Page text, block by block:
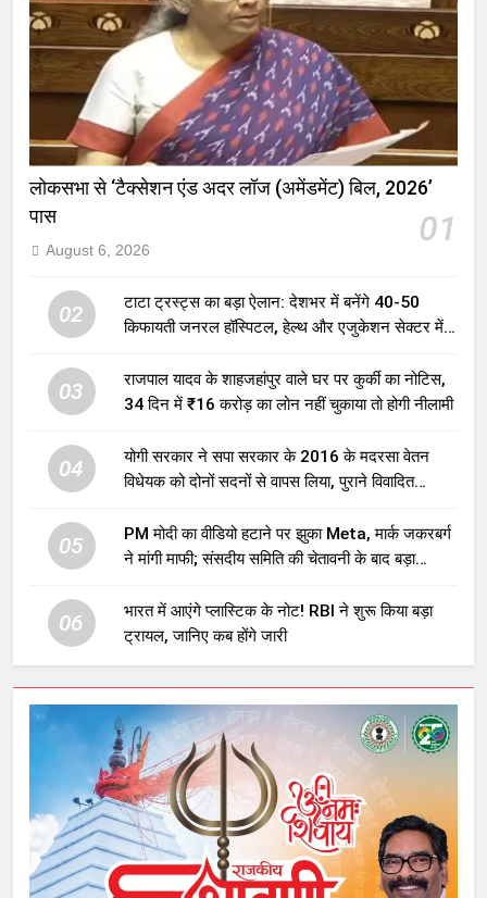
लोकसभा से ‘टैक्सेशन एंड अदर लॉज (अमेंडमेंट) बिल, 2026’
पास
01
August 6, 2026
02
टाटा ट्रस्ट्स का बड़ा ऐलान: देशभर में बनेंगे 40-50
किफायती जनरल हॉस्पिटल, हेल्थ और एजुकेशन सेक्टर में
03
राजपाल यादव के शाहजहांपुर वाले घर पर कुर्की का नोटिस,
34 दिन में ₹16 करोड़ का लोन नहीं चुकाया तो होगी नीलामी
04
योगी सरकार ने सपा सरकार के 2016 के मदरसा वेतन
विधेयक को दोनों सदनों से वापस लिया, पुराने विवादित
05
PM मोदी का वीडियो हटाने पर झुका Meta, मार्क जकरबर्ग
ने मांगी माफी; संसदीय समिति की चेतावनी के बाद बड़ा
06
भारत में आएंगे प्लास्टिक के नोट! RBI ने शुरू किया बड़ा
ट्रायल, जानिए कब होंगे जारी